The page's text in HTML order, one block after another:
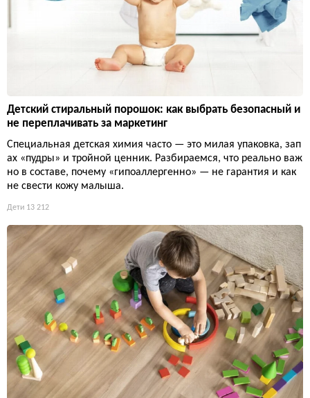
Детский стиральный порошок: как выбрать безопасный и
не переплачивать за маркетинг
Специальная детская химия часто — это милая упаковка, зап
ах «пудры» и тройной ценник. Разбираемся, что реально важ
но в составе, почему «гипоаллергенно» — не гарантия и как
не свести кожу малыша.
Дети 13 212